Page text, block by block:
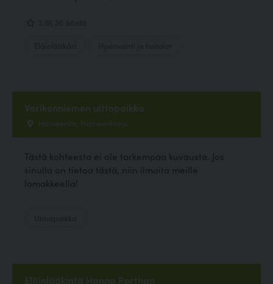
Varikonniemen uittopaikka
Hämeentie, Hämeenlinna
Tästä kohteesta ei ole tarkempaa kuvausta. Jos
sinulla on tietoa tästä, niin ilmoita meille
lomakkeella!
Eläinlääkintä Hanna Porthan